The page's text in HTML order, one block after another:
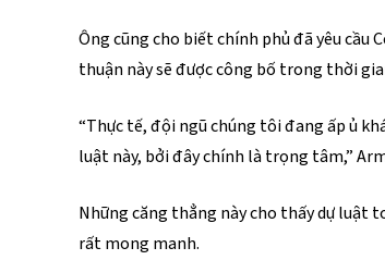
Ông cũng cho biết chính phủ đã yêu cầu
thuận này sẽ được công bố trong thời
“Thực tế, đội ngũ chúng tôi đang ấp ủ
luật này, bởi đây chính là trọng tâm,”
Những căng thẳng này cho thấy dự luật
rất mong manh.